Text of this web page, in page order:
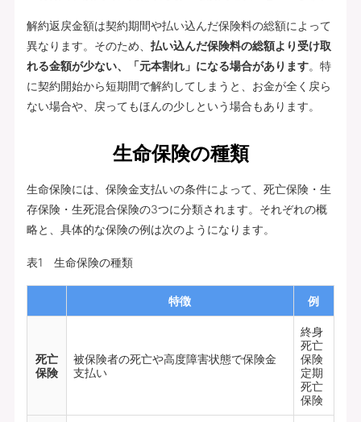
解約返戻金額は契約期間や払い込んだ保険料の総額によって
異なります。そのため、 払い込んだ保険料の総額より受け取
れる金額が少ない、「元本割れ」になる場合があります。特
に契約開始から短期間で解約してしまうと、お金が全く戻ら
ない場合や、戻ってもほんの少しという場合もあります。
生命保険の種類
生命保険には、保険金支払いの条件によって、死亡保険・生
存保険・生死混合保険の3つに分類されます。それぞれの概
略と、具体的な保険の例は次のようになります。
表1 生命保険の種類
特徴 例
死亡
保険
被保険者の死亡や高度障害状態で保険金
支払い
終身
死亡
保険
定期
死亡
保険